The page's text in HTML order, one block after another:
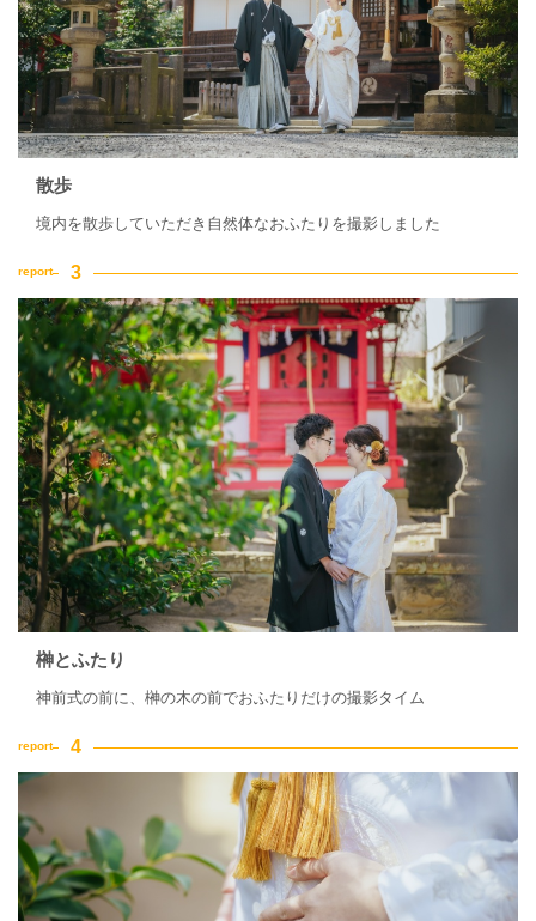
散歩
境内を散歩していただき自然体なおふたりを撮影しました
榊とふたり
神前式の前に、榊の木の前でおふたりだけの撮影タイム